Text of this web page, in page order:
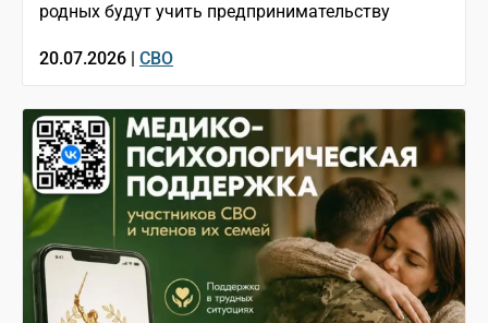
родных будут учить предпринимательству
20.07.2026 | СВО